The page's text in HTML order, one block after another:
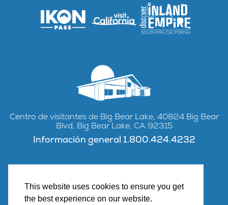
This website uses cookies to ensure you get
the best experience on our website.
Centro de visitantes de Big Bear Lake, 40824 Big Bear
Blvd, Big Bear Lake, CA 92315
Información general 1.800.424.4232
FacebookInstagram
YouTube